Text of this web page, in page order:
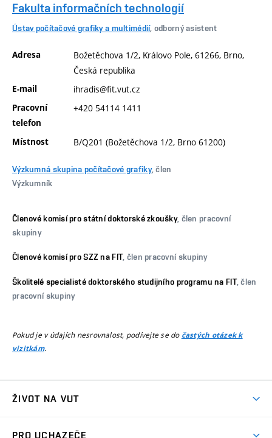
Fakulta informačních technologií
Ústav počítačové grafiky a multimédií, odborný asistent
Adresa
Božetěchova 1/2, Královo Pole, 61266, Brno,
Česká republika
E-mail ihradis@fit.vut.cz
Pracovní
telefon
+420 54114 1411
Místnost B/Q201 (Božetěchova 1/2, Brno 61200)
Výzkumná skupina počítačové grafiky, člen
Výzkumník
Členové komisí pro státní doktorské zkoušky, člen pracovní
skupiny
Členové komisí pro SZZ na FIT, člen pracovní skupiny
Školitelé specialisté doktorského studijního programu na FIT, člen
pracovní skupiny
Pokud je v údajích nesrovnalost, podívejte se do častých otázek k
vizitkám.
ŽIVOT NA VUT
PRO UCHAZEČE